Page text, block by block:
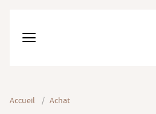
Accueil / Achat